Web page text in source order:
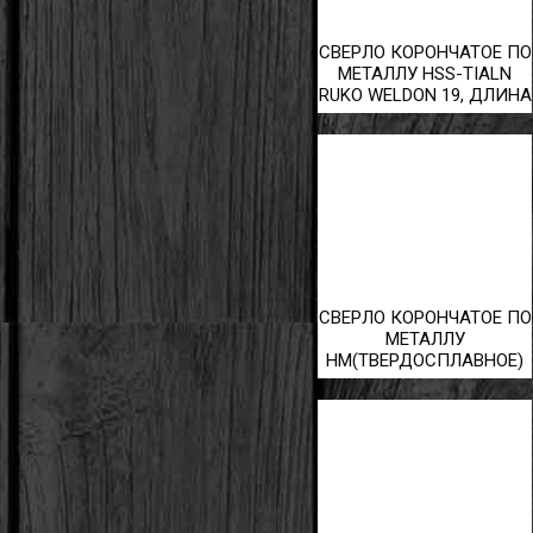
СВЕРЛО КОРОНЧАТОЕ ПО
МЕТАЛЛУ HSS-TIALN
RUKO WELDON 19, ДЛИНА
145ММ/110ММ
СВЕРЛО КОРОНЧАТОЕ ПО
МЕТАЛЛУ
HM(ТВЕРДОСПЛАВНОЕ)
RUKO WELDON 19, ДЛИНА
50ММ